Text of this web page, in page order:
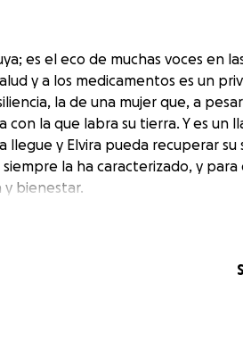
es el eco de muchas voces en
y a los medicamentos es un
la de una mujer que, a
con la que labra su tierra. Y es un
y Elvira pueda recuperar su
la ha caracterizado, y
y bienestar.